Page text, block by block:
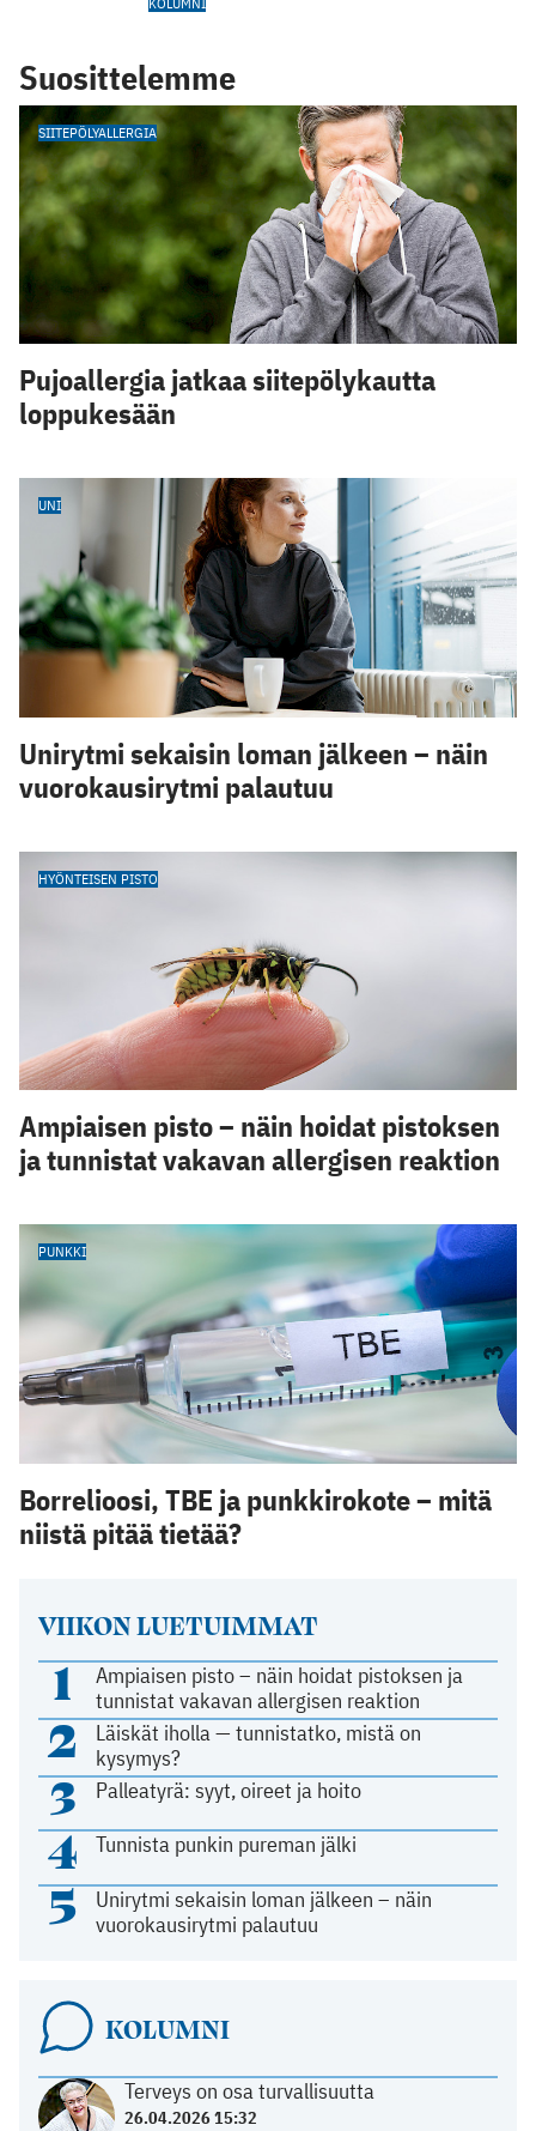
VIIKON LUETUIMMAT
1
Ampiaisen pisto – näin hoidat pistoksen ja
tunnistat vakavan allergisen reaktion
2
Läiskät iholla — tunnistatko, mistä on
kysymys?
3 Palleatyrä: syyt, oireet ja hoito
4 Tunnista punkin pureman jälki
5
Unirytmi sekaisin loman jälkeen – näin
vuorokausirytmi palautuu
KOLUMNI
Terveys on osa turvallisuutta
26.04.2026 15:32
Suosittelemme
SIITEPÖLYALLERGIA
Pujoallergia jatkaa siitepölykautta
loppukesään
UNI
Unirytmi sekaisin loman jälkeen – näin
vuorokausirytmi palautuu
HYÖNTEISEN PISTO
Ampiaisen pisto – näin hoidat pistoksen
ja tunnistat vakavan allergisen reaktion
PUNKKI
Borrelioosi, TBE ja punkkirokote – mitä
niistä pitää tietää?